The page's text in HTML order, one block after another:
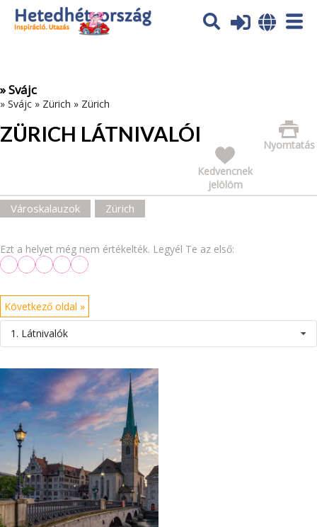
Az oldal sütiket (cookies) használ. További tájékoztatás itt:
Adatvédelmi tájékoztató
» Svájc
» Svájc » Zürich » Zürich
ZÜRICH LÁTNIVALÓI
Nyomtatás
Kedvencnek
jelölöm
Városkalauzok Zürich
Ezt a helyet még nem értékelték. Legyél Te az első:
Következő oldal »
1. Látnivalók